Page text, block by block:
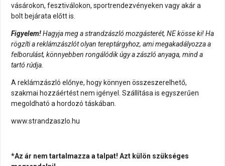
vásárokon, fesztiválokon, sportrendezvényeken vagy akár a
bolt bejárata előtt is.
Figyelem!Hagyja meg a strandzászló mozgásterét, NE kösse ki! Ha
rögzíti a reklámzászlót olyan tereptárgyhoz, ami megakadályozza a
felborulást, könnyebben rongálódik úgy a zászló anyaga, mind a
tartó rúdja.
A reklámzászló előnye, hogy könnyen összeszerelhető,
szakmai hozzáértést nem igényel. Szállítása is egyszerűen
megoldható a hordozó táskában.
www.strandzaszlo.hu
*Az ár nem tartalmazza a talpat! Azt külön szükséges